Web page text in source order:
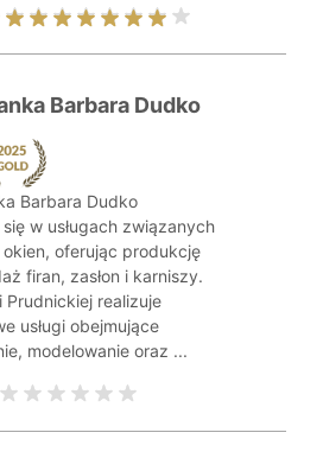
Barbara Dudko
Barbara Dudko
w usługach związanych
oferując produkcję
firan, zasłon i karniszy.
Prudnickiej realizuje
usługi obejmujące
modelowanie oraz ...